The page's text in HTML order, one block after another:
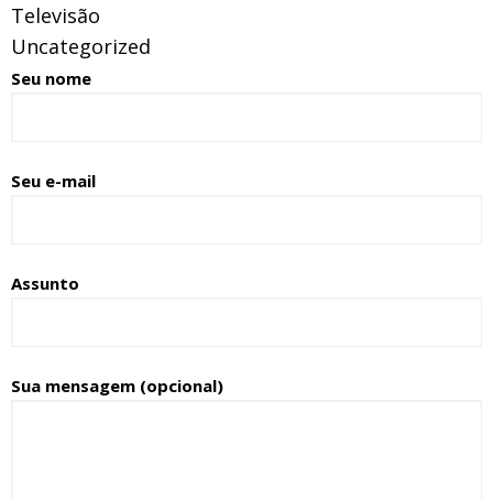
Televisão
Uncategorized
Seu nome
Seu e-mail
Assunto
Sua mensagem (opcional)